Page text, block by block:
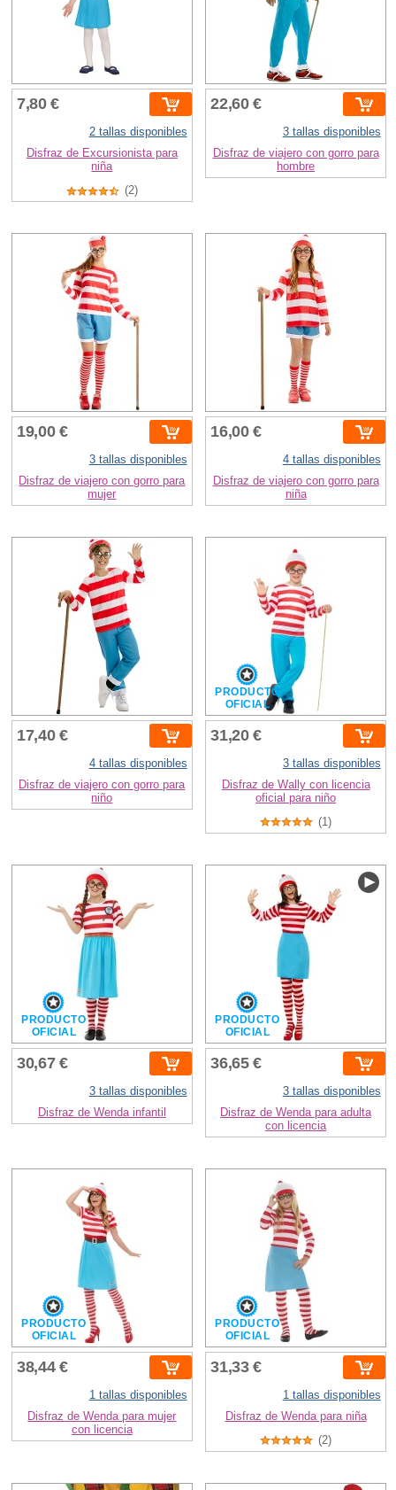
7,80 €
2 tallas disponibles
Disfraz de Excursionista para
niña
(2)
22,60 €
3 tallas disponibles
Disfraz de viajero con gorro para
hombre
19,00 €
3 tallas disponibles
Disfraz de viajero con gorro para
mujer
16,00 €
4 tallas disponibles
Disfraz de viajero con gorro para
niña
17,40 €
4 tallas disponibles
Disfraz de viajero con gorro para
niño
PRODUCTO
OFICIAL
31,20 €
3 tallas disponibles
Disfraz de Wally con licencia
oficial para niño
(1)
PRODUCTO
OFICIAL
30,67 €
3 tallas disponibles
Disfraz de Wenda infantil
PRODUCTO
OFICIAL
36,65 €
3 tallas disponibles
Disfraz de Wenda para adulta
con licencia
PRODUCTO
OFICIAL
38,44 €
1 tallas disponibles
Disfraz de Wenda para mujer
con licencia
PRODUCTO
OFICIAL
31,33 €
1 tallas disponibles
Disfraz de Wenda para niña
(2)